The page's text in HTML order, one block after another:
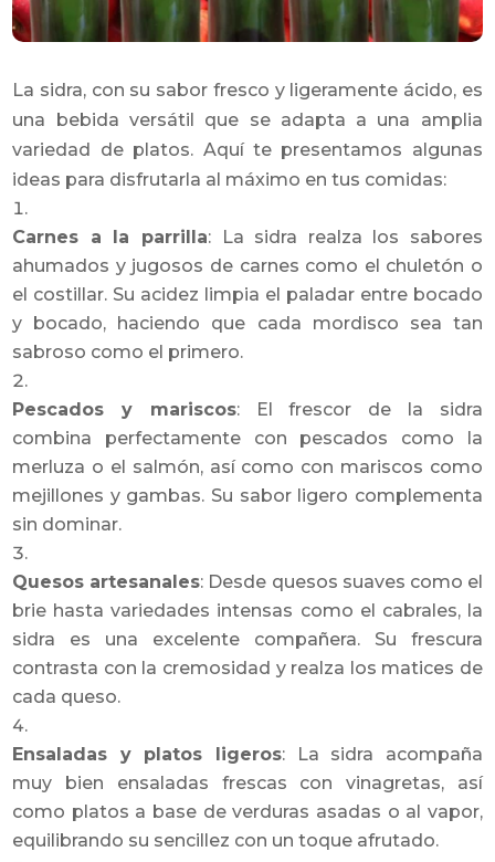
La sidra, con su sabor fresco y ligeramente ácido, es
una bebida versátil que se adapta a una amplia
variedad de platos. Aquí te presentamos algunas
ideas para disfrutarla al máximo en tus comidas:
Carnes a la parrilla: La sidra realza los sabores
ahumados y jugosos de carnes como el chuletón o
el costillar. Su acidez limpia el paladar entre bocado
y bocado, haciendo que cada mordisco sea tan
sabroso como el primero.
Pescados y mariscos: El frescor de la sidra
combina perfectamente con pescados como la
merluza o el salmón, así como con mariscos como
mejillones y gambas. Su sabor ligero complementa
sin dominar.
Quesos artesanales: Desde quesos suaves como el
brie hasta variedades intensas como el cabrales, la
sidra es una excelente compañera. Su frescura
contrasta con la cremosidad y realza los matices de
cada queso.
Ensaladas y platos ligeros: La sidra acompaña
muy bien ensaladas frescas con vinagretas, así
como platos a base de verduras asadas o al vapor,
equilibrando su sencillez con un toque afrutado.